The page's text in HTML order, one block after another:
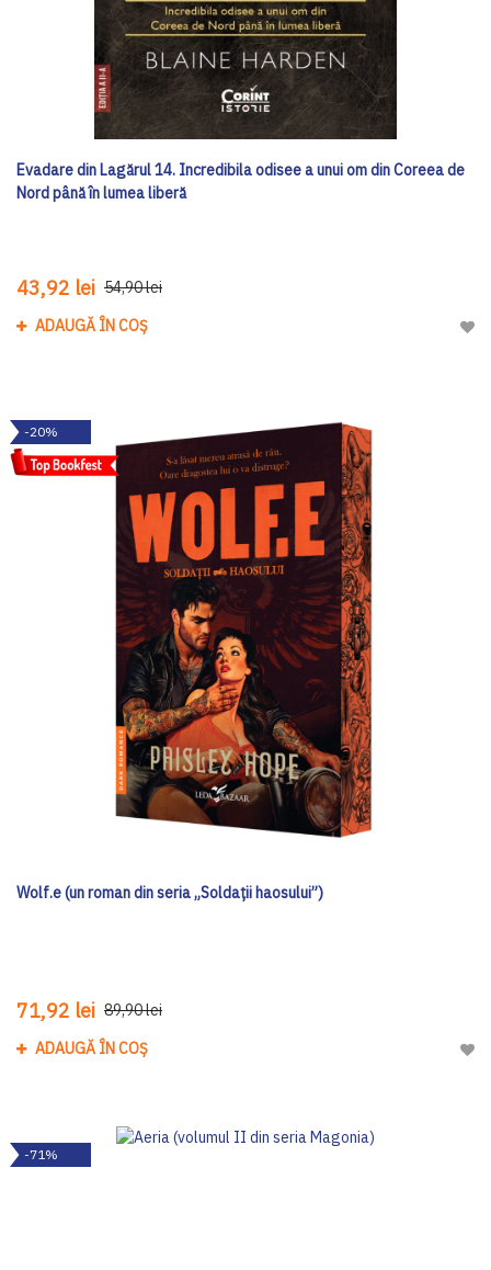
Evadare din Lagărul 14. Incredibila odisee a unui om din Coreea de
Nord până în lumea liberă
43,92 lei 54,90 lei
ADAUGĂ ÎN COȘ
-20%
Wolf.e (un roman din seria „Soldații haosului”)
71,92 lei 89,90 lei
ADAUGĂ ÎN COȘ
-71%